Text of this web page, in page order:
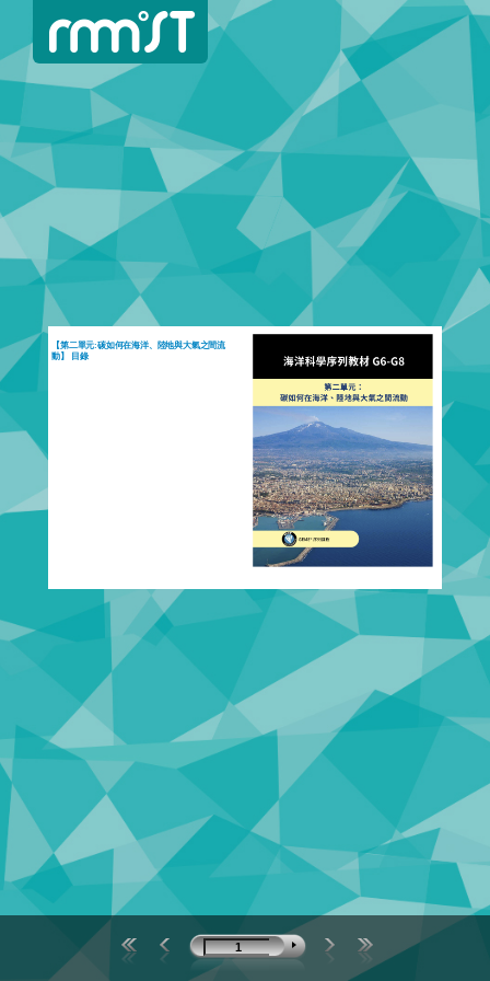
【第二單元:碳如何在海洋、陸地與大氣之間流
動】 目錄